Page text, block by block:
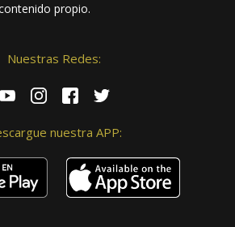
propio.
Nuestras Redes:
nuestra APP: